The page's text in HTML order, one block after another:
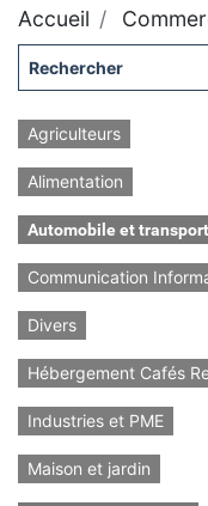
Accueil
Agriculteurs
Alimentation
Automobile et
Communication
Divers
Hébergement Cafés
Industries et PME
Maison et jardin